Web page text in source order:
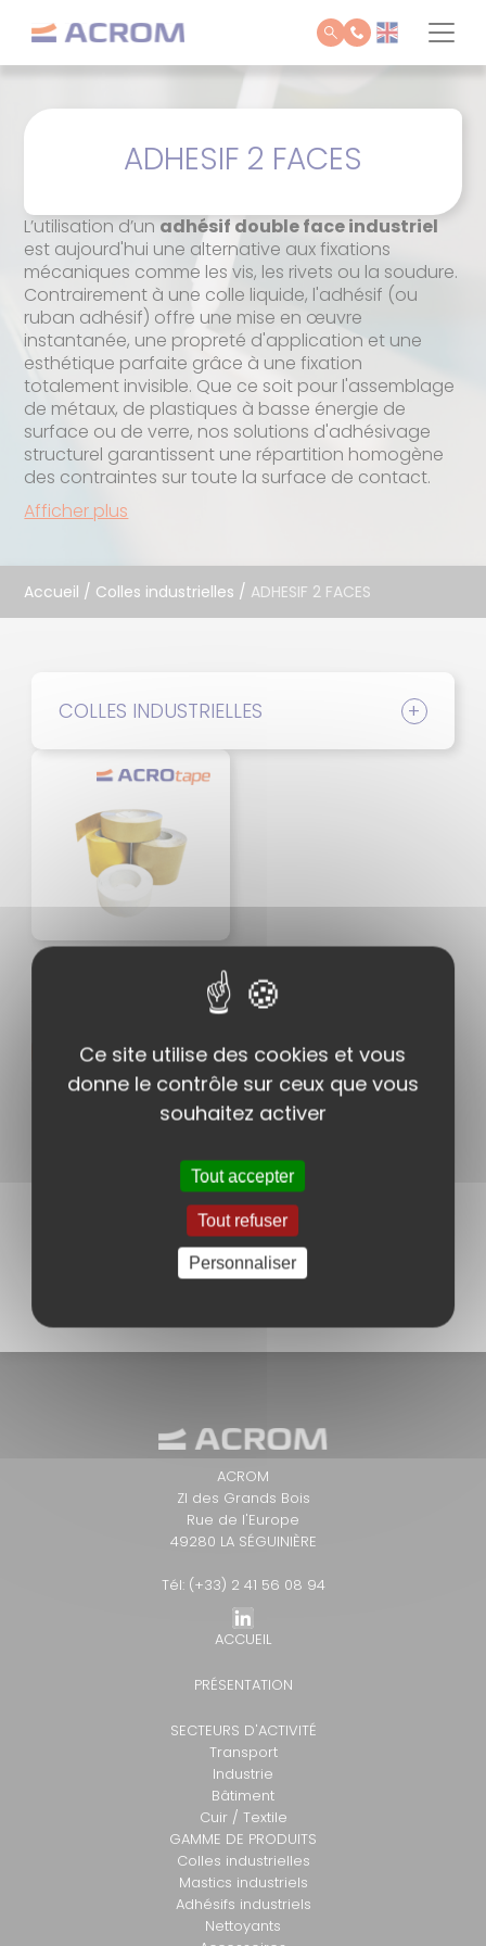
ADHESIF 2 FACES
L’utilisation d’un adhésif double face industriel
est aujourd'hui une alternative aux fixations
mécaniques comme les vis, les rivets ou la soudure.
Contrairement à une colle liquide, l'adhésif (ou
ruban adhésif) offre une mise en œuvre
instantanée, une propreté d'application et une
esthétique parfaite grâce à une fixation
totalement invisible. Que ce soit pour l'assemblage
de métaux, de plastiques à basse énergie de
surface ou de verre, nos solutions d'adhésivage
structurel garantissent une répartition homogène
des contraintes sur toute la surface de contact.
Afficher plus
Accueil / Colles industrielles / ADHESIF 2 FACES
ACROTAPE AFT 399
Adhésif 2 faces acrylique
Fiche produit
COLLES INDUSTRIELLES
ACROM
ZI des Grands Bois
Rue de l'Europe
49280 LA SÉGUINIÈRE
Tél: (+33) 2 41 56 08 94
ACCUEIL
PRÉSENTATION
SECTEURS D'ACTIVITÉ
Transport
Industrie
Bâtiment
Cuir / Textile
GAMME DE PRODUITS
Colles industrielles
Mastics industriels
Adhésifs industriels
Nettoyants
Ce site utilise des cookies et vous
donne le contrôle sur ceux que vous
souhaitez activer
Tout accepter
Tout refuser
Personnaliser